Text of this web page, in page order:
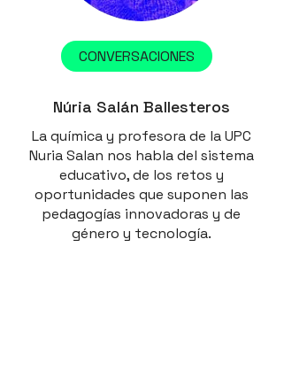
CONVERSACIONES
Núria Salán Ballesteros
La química y profesora de la UPC
Nuria Salan nos habla del sistema
educativo, de los retos y
oportunidades que suponen las
pedagogías innovadoras y de
género y tecnología.